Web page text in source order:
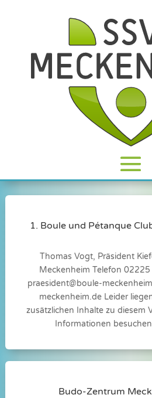
1. Boule und Pétanque
Thomas Vogt, Präsident
Meckenheim Telefon
praesident@boule-
meckenheim.de Leider
zusätzlichen Inhalte zu diesem
Informationen
Budo-Zentrum